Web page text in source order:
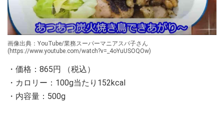
画像出典：YouTube/業務スーパーマニアスパ子さん
(https://www.youtube.com/watch?v=_4oYuUSOQOw)
・価格：865円 （税込）
・カロリー：100g当たり152kcal
・内容量：500g